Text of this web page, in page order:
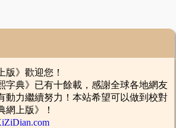
》歡迎您！
典》已有十餘載，感謝全球各地網友
動力繼續努力！本站希望可以做到校對
網上版》！